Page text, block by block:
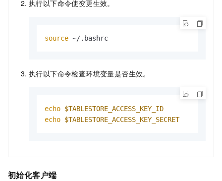
执行以下命令使变更生效。
source ~/.bashrc
执行以下命令检查环境变量是否生效。
echo $TABLESTORE_ACCESS_KEY_ID
echo $TABLESTORE_ACCESS_KEY_SECRET
初始化客户端